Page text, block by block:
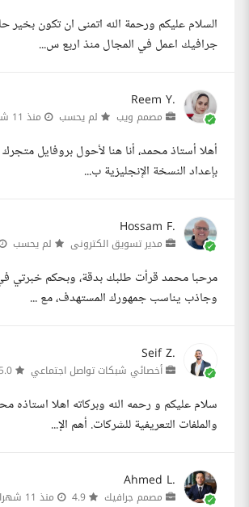
السلام عليكم ورحمة الله اتمنى ان تكون
جرافيك اعمل في المجال منذ اربع س...
Reem Y.
مصمم ويب لم يحسب منذ 11 شهرا
أهلا أستاذ محمد، أنا هنا لأحول بروفايل
بإعداد النسخة الإنجليزية ب...
Hossam F.
مدير تسويق الكترونى لم يحسب
مرحبا محمد قرأت طلبك بدقة، وبحكم خبرتي في
وجاذب يناسب جمهورك المستهدف، مع ...
Seif Z.
أخصائي شبكات تواصل اجتماعي
والملفات التعريفية للشركات. أهم الإ...
Ahmed L.
مصمم جرافيك منذ 11 شهرا